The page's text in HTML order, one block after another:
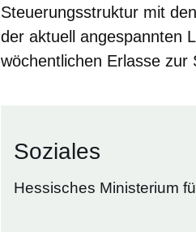
Steuerungsstruktur mit
der aktuell angespannten
wöchentlichen Erlasse zur
Soziales
Hessisches Ministerium